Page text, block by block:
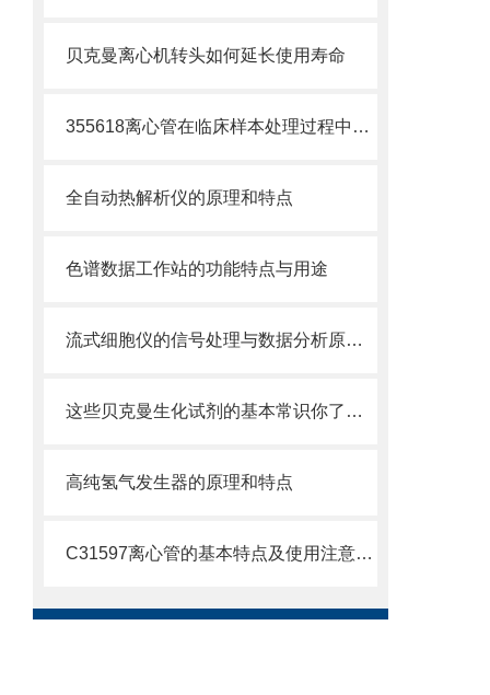
贝克曼离心机转头如何延长使用寿命
355618离心管在临床样本处理过程中的作用
全自动热解析仪的原理和特点
色谱数据工作站的功能特点与用途
流式细胞仪的信号处理与数据分析原理分析
这些贝克曼生化试剂的基本常识你了解吗？
高纯氢气发生器的原理和特点
C31597离心管的基本特点及使用注意事项